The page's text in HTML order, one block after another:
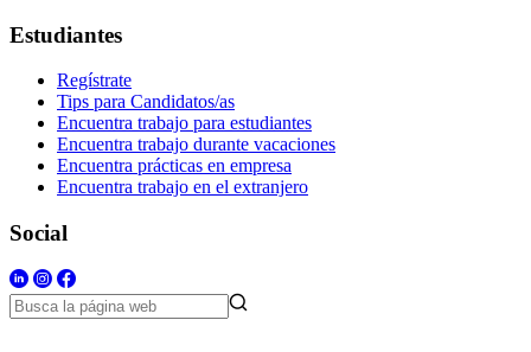
Estudiantes
Regístrate
Tips para Candidatos/as
Encuentra trabajo para estudiantes
Encuentra trabajo durante vacaciones
Encuentra prácticas en empresa
Encuentra trabajo en el extranjero
Social